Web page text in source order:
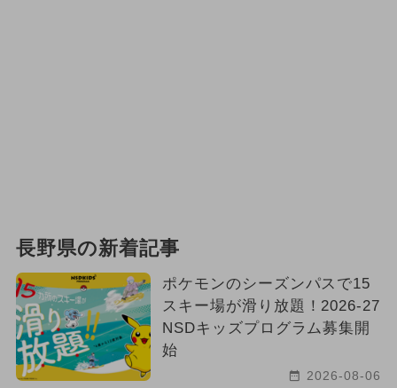
長野県の新着記事
ポケモンのシーズンパスで15
スキー場が滑り放題！2026-27
NSDキッズプログラム募集開
始
2026-08-06